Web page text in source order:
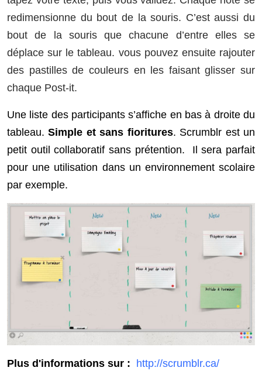
redimensionne du bout de la souris. C’est aussi du
bout de la souris que chacune d’entre elles se
déplace sur le tableau. vous pouvez ensuite rajouter
des pastilles de couleurs en les faisant glisser sur
chaque Post-it.
Une liste des participants s’affiche en bas à droite du
tableau.Simple et sans fioritures. Scrumblr est un
petit outil collaboratif sans prétention. Il sera parfait
pour une utilisation dans un environnement scolaire
par exemple.
Plus d'informations sur : http://scrumblr.ca/